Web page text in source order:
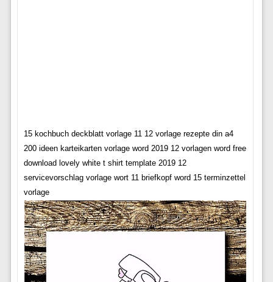
15 kochbuch deckblatt vorlage 11 12 vorlage rezepte din a4
200 ideen karteikarten vorlage word 2019 12 vorlagen word free
download lovely white t shirt template 2019 12
servicevorschlag vorlage wort 11 briefkopf word 15 terminzettel
vorlage